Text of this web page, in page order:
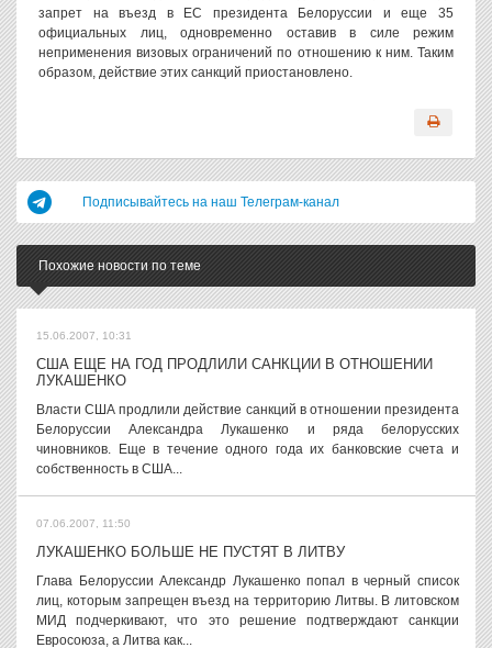
запрет на въезд в ЕС президента Белоруссии и еще 35
официальных лиц, одновременно оставив в силе режим
неприменения визовых ограничений по отношению к ним. Таким
образом, действие этих санкций приостановлено.
Подписывайтесь на наш Телеграм-канал
Похожие новости по теме
15.06.2007, 10:31
США ЕЩЕ НА ГОД ПРОДЛИЛИ САНКЦИИ В ОТНОШЕНИИ
ЛУКАШЕНКО
Власти США продлили действие санкций в отношении президента
Белоруссии Александра Лукашенко и ряда белорусских
чиновников. Еще в течение одного года их банковские счета и
собственность в США...
07.06.2007, 11:50
ЛУКАШЕНКО БОЛЬШЕ НЕ ПУСТЯТ В ЛИТВУ
Глава Белоруссии Александр Лукашенко попал в черный список
лиц, которым запрещен въезд на территорию Литвы. В литовском
МИД подчеркивают, что это решение подтверждают санкции
Евросоюза, а Литва как...